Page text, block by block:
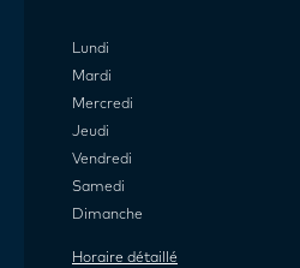
Lundi
Mardi
Mercredi
Jeudi
Vendredi
Samedi
Dimanche
Horaire détaillé